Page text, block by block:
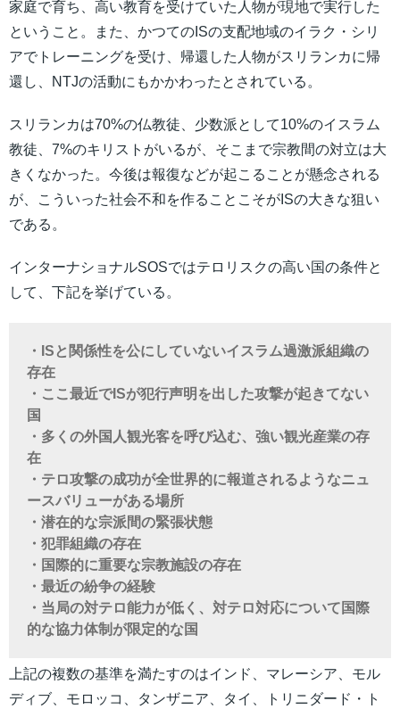
家庭で育ち、高い教育を受けていた人物が現地で実行した
ということ。また、かつてのISの支配地域のイラク・シリ
アでトレーニングを受け、帰還した人物がスリランカに帰
還し、NTJの活動にもかかわったとされている。
スリランカは70%の仏教徒、少数派として10%のイスラム
教徒、7%のキリストがいるが、そこまで宗教間の対立は大
きくなかった。今後は報復などが起こることが懸念される
が、こういった社会不和を作ることこそがISの大きな狙い
である。
インターナショナルSOSではテロリスクの高い国の条件と
して、下記を挙げている。
・ISと関係性を公にしていないイスラム過激派組織の
存在
・ここ最近でISが犯行声明を出した攻撃が起きてない
国
・多くの外国人観光客を呼び込む、強い観光産業の存
在
・テロ攻撃の成功が全世界的に報道されるようなニュ
ースバリューがある場所
・潜在的な宗派間の緊張状態
・犯罪組織の存在
・国際的に重要な宗教施設の存在
・最近の紛争の経験
・当局の対テロ能力が低く、対テロ対応について国際
的な協力体制が限定的な国
上記の複数の基準を満たすのはインド、マレーシア、モル
ディブ、モロッコ、タンザニア、タイ、トリニダード・ト